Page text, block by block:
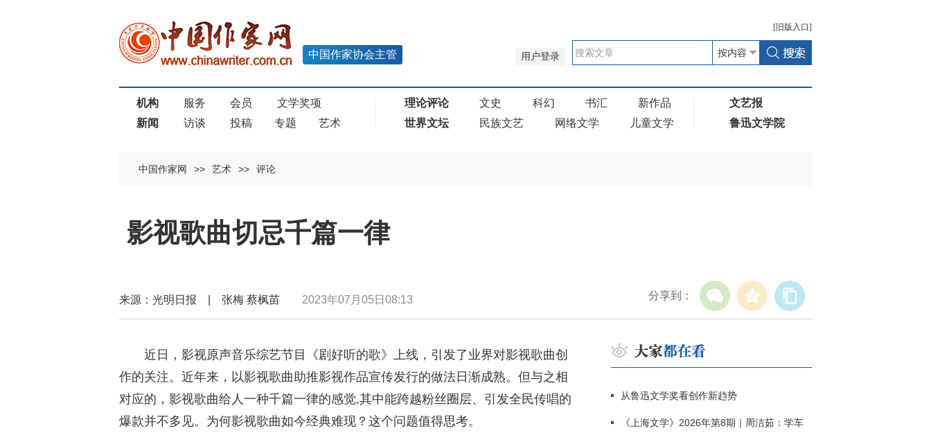
[ 旧版 入口]
用户登录
中国作家协会主管
机构 服务 会员
文学奖项
新闻
访谈 投稿 专题 艺术
理论评论 文史 科幻 书汇
新作品
世界文坛
民族文艺 网络文学 儿童文学
文艺报
鲁迅文学院
中国作家网 >> 艺术 >> 评论
影视歌曲切忌千篇一律
分享到：
来源：光明日报 | 张梅 蔡枫苗 2023年07月05日08:13
近日，影视原声音乐综艺节目《剧好听的歌》上线，引发了业界对影视歌曲创
作的关注。近年来，以影视歌曲助推影视作品宣传发行的做法日渐成熟。但与之相
对应的，影视歌曲给人一种千篇一律的感觉,其中能跨越粉丝圈层、引发全民传唱的
爆款并不多见。为何影视歌曲如今经典难现？这个问题值得思考。
从鲁迅文学奖看创作新趋势
《上海文学》2026年第8期｜周洁茹：学车